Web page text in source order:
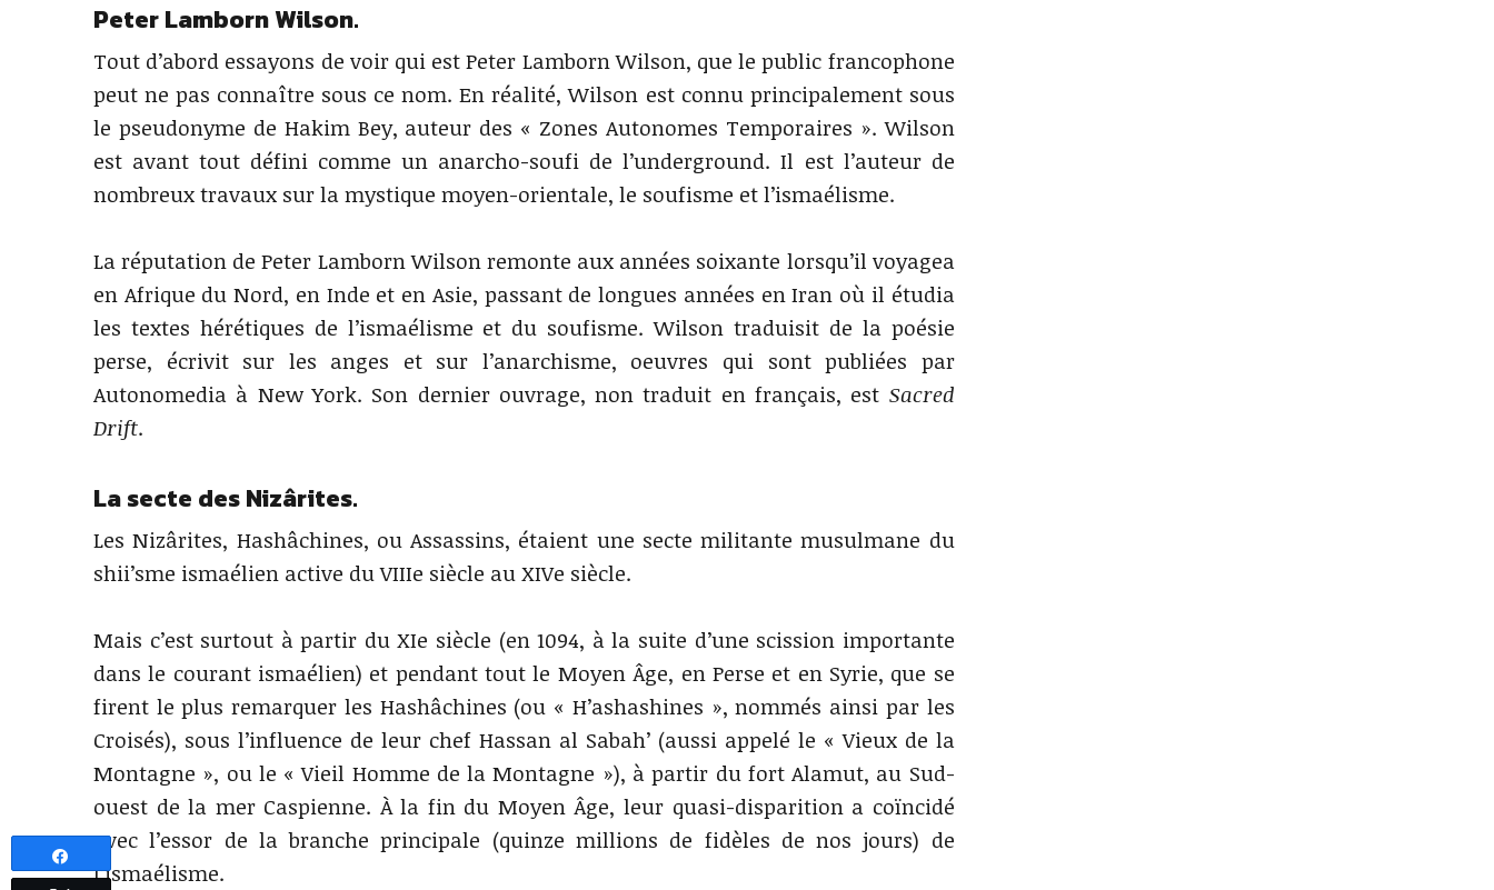
Peter Lamborn Wilson.
Tout d’abord essayons de voir qui est Peter Lamborn Wilson, que le public francophone
peut ne pas connaître sous ce nom. En réalité, Wilson est connu principalement sous
le pseudonyme de Hakim Bey, auteur des « Zones Autonomes Temporaires ». Wilson
est avant tout défini comme un anarcho-soufi de l’underground. Il est l’auteur de
nombreux travaux sur la mystique moyen-orientale, le soufisme et l’ismaélisme.
La réputation de Peter Lamborn Wilson remonte aux années soixante lorsqu’il voyagea
en Afrique du Nord, en Inde et en Asie, passant de longues années en Iran où il étudia
les textes hérétiques de l’ismaélisme et du soufisme. Wilson traduisit de la poésie
perse, écrivit sur les anges et sur l’anarchisme, oeuvres qui sont publiées par
Autonomedia à New York. Son dernier ouvrage, non traduit en français, est Sacred
Drift.
La secte des Nizârites.
Les Nizârites, Hashâchines, ou Assassins, étaient une secte militante musulmane du
shii’sme ismaélien active du VIIIe siècle au XIVe siècle.
Mais c’est surtout à partir du XIe siècle (en 1094, à la suite d’une scission importante
dans le courant ismaélien) et pendant tout le Moyen Âge, en Perse et en Syrie, que se
firent le plus remarquer les Hashâchines (ou « H’ashashines », nommés ainsi par les
Croisés), sous l’influence de leur chef Hassan al Sabah’ (aussi appelé le « Vieux de la
Montagne », ou le « Vieil Homme de la Montagne »), à partir du fort Alamut, au Sud-
ouest de la mer Caspienne. À la fin du Moyen Âge, leur quasi-disparition a coïncidé
avec l’essor de la branche principale (quinze millions de fidèles de nos jours) de
l’ismaélisme.